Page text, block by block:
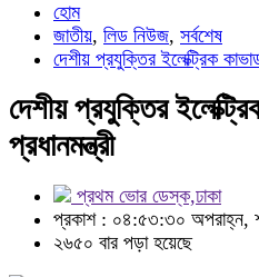
হোম
জাতীয়, লিড নিউজ, সর্বশেষ
দেশীয় প্রযুক্তির ইলেক্ট্রিক
দেশীয় প্রযুক্তির
প্রধানমন্ত্রী
প্রথম ভোর ডেস্ক,ঢাকা
প্রকাশ : ০৪:৫৩:৩০ অপরাহ্ন,
২৬৫০ বার পড়া হয়েছে